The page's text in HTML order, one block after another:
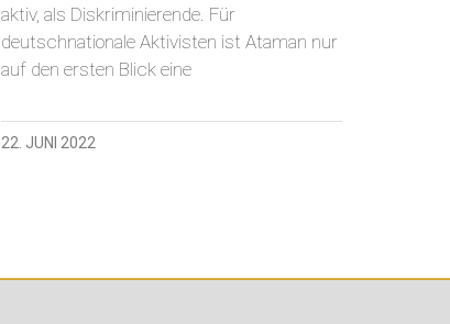
aktiv, als Diskriminierende. Für
deutschnationale Aktivisten ist Ataman nur
auf den ersten Blick eine
22. JUNI 2022